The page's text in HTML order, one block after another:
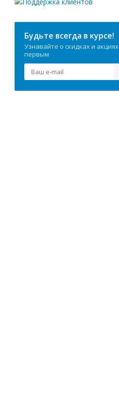
Будьте всегда в курсе!
Узнавайте о скидках и акциях
первым